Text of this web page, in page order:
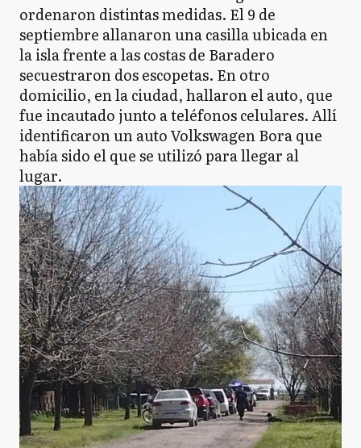
ordenaron distintas medidas. El 9 de
septiembre allanaron una casilla ubicada en
la isla frente a las costas de Baradero
secuestraron dos escopetas. En otro
domicilio, en la ciudad, hallaron el auto, que
fue incautado junto a teléfonos celulares. Allí
identificaron un auto Volkswagen Bora que
había sido el que se utilizó para llegar al
lugar.